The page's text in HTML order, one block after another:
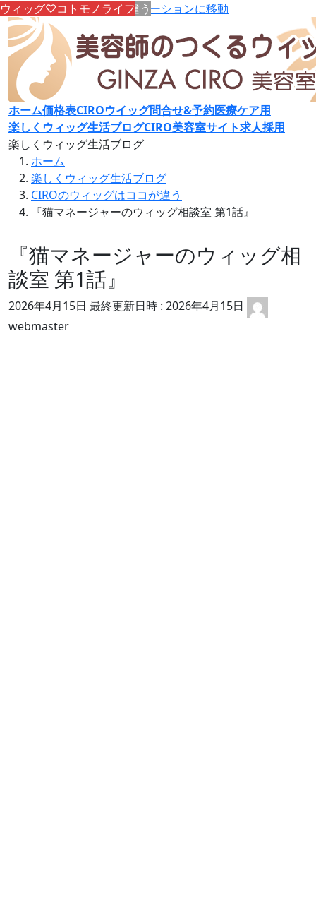
コンテンツへスキップ ナビゲーションに移動
ホーム価格表CIROウイッグ問合せ&予約医療ケア用
楽しくウィッグ生活ブログCIRO美容室サイト求人採用
楽しくウィッグ生活ブログ
ホーム
楽しくウィッグ生活ブログ
CIROのウィッグはココが違う
『猫マネージャーのウィッグ相談室 第1話』
『猫マネージャーのウィッグ相
談室 第1話』
2026年4月15日 最終更新日時 : 2026年4月15日
webmaster
CIROのウィッグはココが違う
CIROのウィッグはココが違う
CIROのウィッグはココが違う
CIROのウィッグはココが違う
CIROのウィッグはココが違う
CIROのウィッグはココが違う
CIROのウィッグはココが違う
CIROのウィッグはココが違う
ウィッグ♡コトモノライフ
ウィッグ♡コトモノライフ